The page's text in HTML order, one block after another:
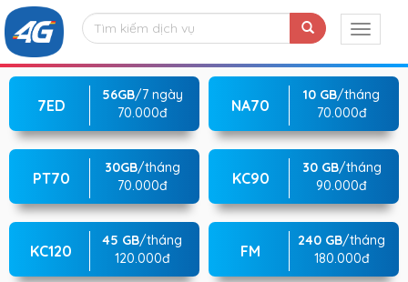
7ED
56GB/7 ngày
70.000đ
NA70
10 GB/tháng
70.000đ
PT70
30GB/tháng
70.000đ
KC90
30 GB/tháng
90.000đ
KC120
45 GB/tháng
120.000đ
FM
240 GB/tháng
180.000đ